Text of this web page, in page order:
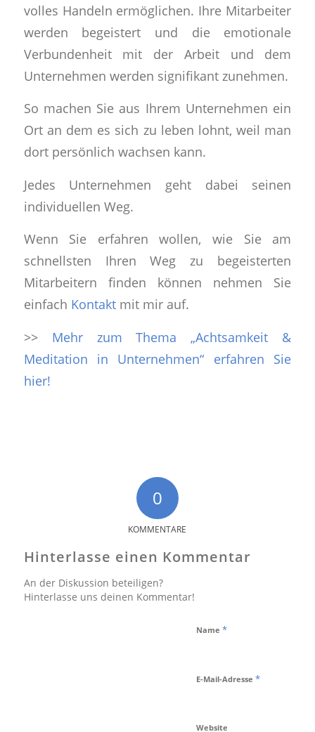
volles Handeln ermöglichen. Ihre Mitarbeiter
werden begeistert und die emotionale
Verbundenheit mit der Arbeit und dem
Unternehmen werden signifikant zunehmen.
So machen Sie aus Ihrem Unternehmen ein
Ort an dem es sich zu leben lohnt, weil man
dort persönlich wachsen kann.
Jedes Unternehmen geht dabei seinen
individuellen Weg.
Wenn Sie erfahren wollen, wie Sie am
schnellsten Ihren Weg zu begeisterten
Mitarbeitern finden können nehmen Sie
einfach Kontaktmit mir auf.
>> Mehr zum Thema „Achtsamkeit &
Meditation in Unternehmen“ erfahren Sie
hier!
0
KOMMENTARE
Hinterlasse einen Kommentar
An der Diskussion beteiligen?
Hinterlasse uns deinen Kommentar!
Name *
E-Mail-Adresse *
Website